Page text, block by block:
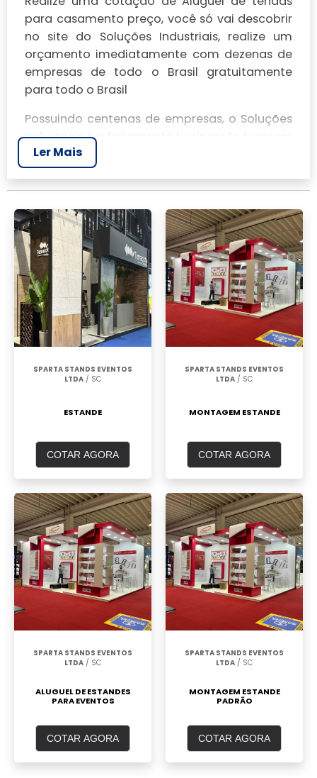
para casamento preço, você só vai descobrir
no site do Soluções Industriais, realize um
orçamento imediatamente com dezenas de
empresas de todo o Brasil gratuitamente
para todo o Brasil
Possuindo centenas de empresas, o Soluções
Industriais é a ferramenta business to business
mais completo da área industrial. Para
realizar um orçamento de Aluguel de tendas
para casamento preço, clique em um ou mais
dos anuciantes a seguir:
Ler Mais
SPARTA STANDS EVENTOS
LTDA / SC
ESTANDE
COTAR AGORA
SPARTA STANDS EVENTOS
LTDA / SC
MONTAGEM ESTANDE
COTAR AGORA
SPARTA STANDS EVENTOS
LTDA / SC
ALUGUEL DE ESTANDES
PARA EVENTOS
COTAR AGORA
SPARTA STANDS EVENTOS
LTDA / SC
MONTAGEM ESTANDE
PADRÃO
COTAR AGORA